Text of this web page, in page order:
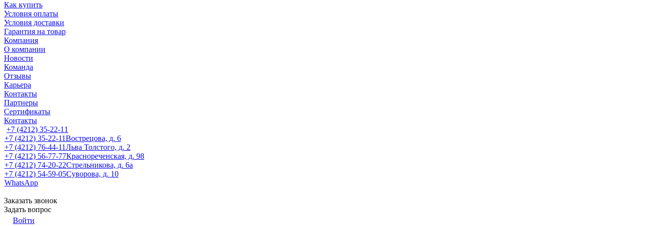
Как купить
Условия оплаты
Условия доставки
Гарантия на товар
Компания
О компании
Новости
Команда
Отзывы
Карьера
Контакты
Партнеры
Сертификаты
Контакты
+7 (4212) 35-22-11
+7 (4212) 35-22-11Вострецова, д. 6
+7 (4212) 76-44-11Льва Толстого, д. 2
+7 (4212) 56-77-77Краснореченская, д. 98
+7 (4212) 74-20-22Стрельникова, д. 6а
+7 (4212) 54-59-05Суворова, д. 10
WhatsApp
Заказать звонок
Задать вопрос
Войти